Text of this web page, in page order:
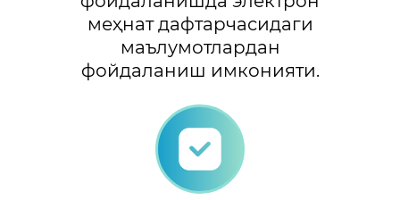
меҳнат дафтарчасидаги
маълумотлардан
фойдаланиш имконияти.